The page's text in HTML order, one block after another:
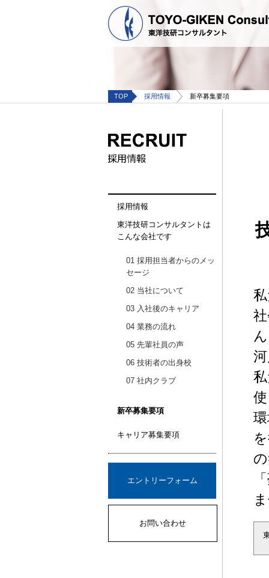
TOP 採用情報 新卒募集要項
採用情報
東洋技研コンサルタントは
こんな会社です
01 採用担当者からのメッ
セージ
02 当社について
03 入社後のキャリア
04 業務の流れ
05 先輩社員の声
06 技術者の出身校
07 社内クラブ
新卒募集要項
キャリア募集要項
エントリーフォーム
お問い合わせ